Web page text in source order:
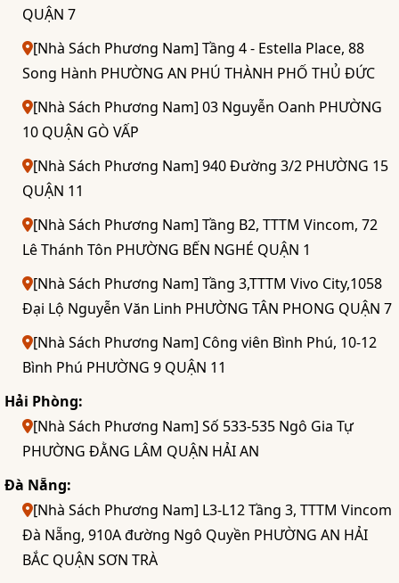
QUẬN 7
[Nhà Sách Phương Nam] Tầng 4 - Estella Place, 88
Song Hành PHƯỜNG AN PHÚ THÀNH PHỐ THỦ ĐỨC
[Nhà Sách Phương Nam] 03 Nguyễn Oanh PHƯỜNG
10 QUẬN GÒ VẤP
[Nhà Sách Phương Nam] 940 Đường 3/2 PHƯỜNG 15
QUẬN 11
[Nhà Sách Phương Nam] Tầng B2, TTTM Vincom, 72
Lê Thánh Tôn PHƯỜNG BẾN NGHÉ QUẬN 1
[Nhà Sách Phương Nam] Tầng 3,TTTM Vivo City,1058
Đại Lộ Nguyễn Văn Linh PHƯỜNG TÂN PHONG QUẬN 7
[Nhà Sách Phương Nam] Công viên Bình Phú, 10-12
Bình Phú PHƯỜNG 9 QUẬN 11
Hải Phòng:
[Nhà Sách Phương Nam] Số 533-535 Ngô Gia Tự
PHƯỜNG ĐẰNG LÂM QUẬN HẢI AN
Đà Nẵng:
[Nhà Sách Phương Nam] L3-L12 Tầng 3, TTTM Vincom
Đà Nẵng, 910A đường Ngô Quyền PHƯỜNG AN HẢI
BẮC QUẬN SƠN TRÀ